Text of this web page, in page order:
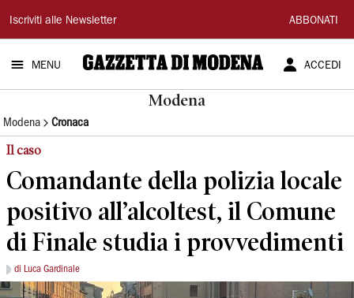
Gazzetta
di
Modena
Iscriviti alle Newsletter ABBONATI
MENU ACCEDI
Modena
Modena Cronaca
Il caso
Comandante della polizia locale
positivo all’alcoltest, il Comune
di Finale studia i provvedimenti
di Luca Gardinale